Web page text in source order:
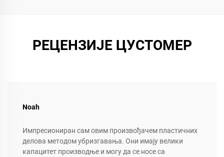
РЕЦЕНЗИЈЕ ЦУСТОМЕР
Noah
Импресиониран сам овим произвођачем пластичних
делова методом убризгавања. Они имају велики
капацитет производње и могу да се носе са